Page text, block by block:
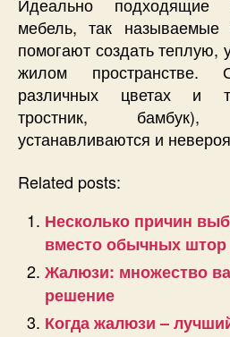
Идеально подходящие
мебель, так
помогают создать
жилом
различных цветах и
тростник,
устанавливаются и
Related posts:
Несколько причин
вместо обычных штор
Жалюзи: множество
решение
Когда жалюзи –